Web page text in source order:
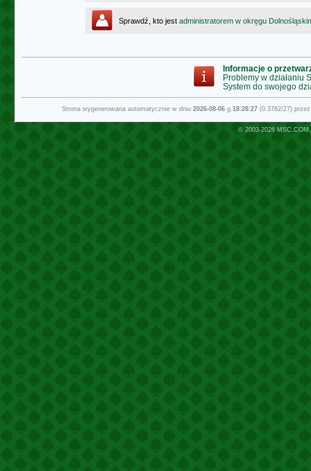
Sprawdź, kto jest administratorem w okręgu
Informacje o
Problemy w działaniu
System do swojego
Strona wygenerowana automatycznie w dniu 2026-08-06g.18:28:27(0.3762/27)
© 2003-2026